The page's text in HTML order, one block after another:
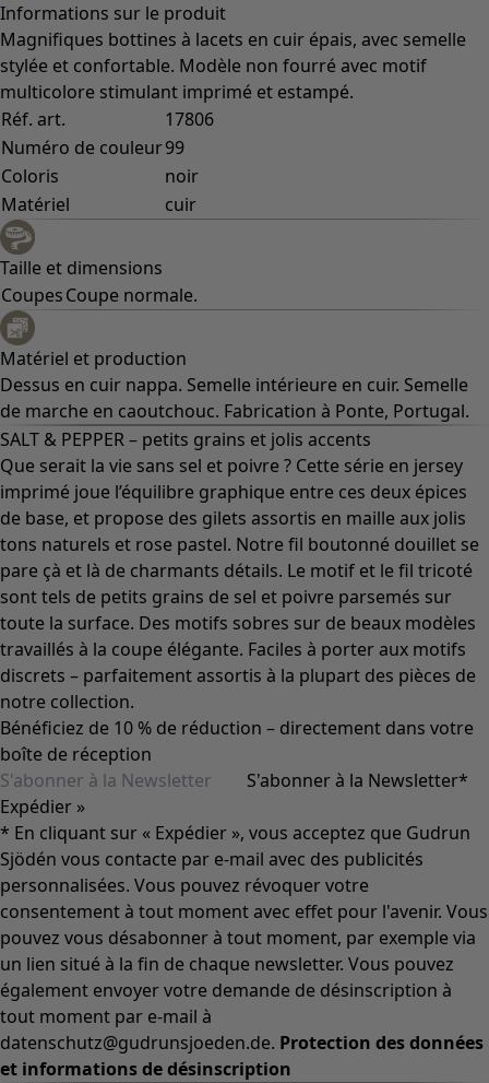
Informations sur le produit
Magnifiques bottines à lacets en cuir épais, avec semelle
stylée et confortable. Modèle non fourré avec motif
multicolore stimulant imprimé et estampé.
Réf. art.
17806
Numéro de couleur99
Coloris
noir
Matériel
cuir
Taille et dimensions
CoupesCoupe normale.
Matériel et production
Dessus en cuir nappa. Semelle intérieure en cuir. Semelle
de marche en caoutchouc. Fabrication à Ponte, Portugal.
SALT & PEPPER – petits grains et jolis accents
Que serait la vie sans sel et poivre ? Cette série en jersey
imprimé joue l’équilibre graphique entre ces deux épices
de base, et propose des gilets assortis en maille aux jolis
tons naturels et rose pastel. Notre fil boutonné douillet se
pare çà et là de charmants détails. Le motif et le fil tricoté
sont tels de petits grains de sel et poivre parsemés sur
toute la surface. Des motifs sobres sur de beaux modèles
travaillés à la coupe élégante. Faciles à porter aux motifs
discrets – parfaitement assortis à la plupart des pièces de
notre collection.
Bénéficiez de 10 % de réduction – directement dans votre
boîte de réception
S'abonner à la Newsletter*
Expédier »
* En cliquant sur « Expédier », vous acceptez que Gudrun
Sjödén vous contacte par e-mail avec des publicités
personnalisées. Vous pouvez révoquer votre
consentement à tout moment avec effet pour l'avenir. Vous
pouvez vous désabonner à tout moment, par exemple via
un lien situé à la fin de chaque newsletter. Vous pouvez
également envoyer votre demande de désinscription à
tout moment par e-mail à
datenschutz@gudrunsjoeden.de. Protection des données
et informations de désinscription